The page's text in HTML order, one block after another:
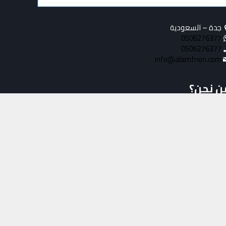
جدة – السعودية
0506276377
0506276377
info@alamfnon.com
نحن؟